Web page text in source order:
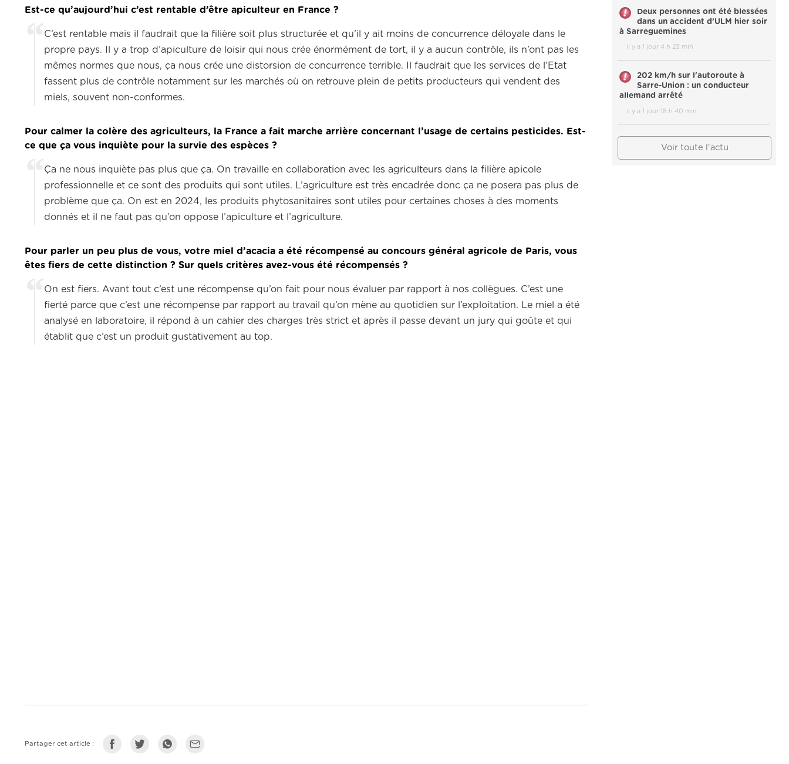
Est-ce qu’aujourd’hui c’est rentable d’être apiculteur en France ?
C’est rentable mais il faudrait que la filière soit plus structurée et qu’il y ait moins de concurrence déloyale dans le
propre pays. Il y a trop d’apiculture de loisir qui nous crée énormément de tort, il y a aucun contrôle, ils n’ont pas les
mêmes normes que nous, ça nous crée une distorsion de concurrence terrible. Il faudrait que les services de l’Etat
fassent plus de contrôle notamment sur les marchés où on retrouve plein de petits producteurs qui vendent des
miels, souvent non-conformes.
Pour calmer la colère des agriculteurs, la France a fait marche arrière concernant l’usage de certains pesticides. Est-
ce que ça vous inquiète pour la survie des espèces ?
Ça ne nous inquiète pas plus que ça. On travaille en collaboration avec les agriculteurs dans la filière apicole
professionnelle et ce sont des produits qui sont utiles. L’agriculture est très encadrée donc ça ne posera pas plus de
problème que ça. On est en 2024, les produits phytosanitaires sont utiles pour certaines choses à des moments
donnés et il ne faut pas qu’on oppose l’apiculture et l’agriculture.
Pour parler un peu plus de vous, votre miel d’acacia a été récompensé au concours général agricole de Paris, vous
êtes fiers de cette distinction ? Sur quels critères avez-vous été récompensés ?
On est fiers. Avant tout c’est une récompense qu’on fait pour nous évaluer par rapport à nos collègues. C’est une
fierté parce que c’est une récompense par rapport au travail qu’on mène au quotidien sur l’exploitation. Le miel a été
analysé en laboratoire, il répond à un cahier des charges très strict et après il passe devant un jury qui goûte et qui
établit que c’est un produit gustativement au top.
Partager cet article :
Deux personnes ont été blessées
dans un accident d’ULM hier soir
à Sarreguemines
il y a 1 jour 4 h 23 min
202 km/h sur l'autoroute à
Sarre-Union : un conducteur
allemand arrêté
il y a 1 jour 18 h 40 min
Voir toute l'actu